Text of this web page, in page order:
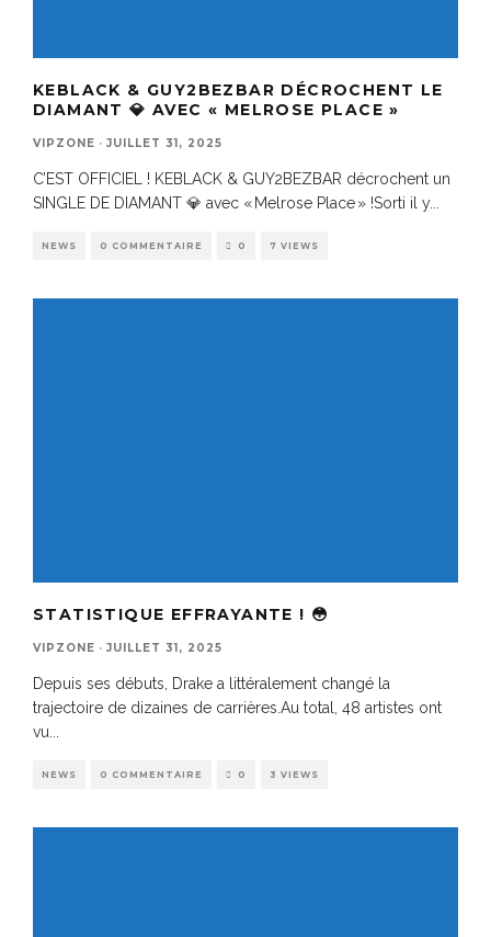
KEBLACK & GUY2BEZBAR DÉCROCHENT LE
DIAMANT 💎 AVEC « MELROSE PLACE »
VIPZONE · JUILLET 31, 2025
C’EST OFFICIEL ! KEBLACK & GUY2BEZBAR décrochent un
SINGLE DE DIAMANT 💎 avec « Melrose Place » !Sorti il y...
NEWS 0 COMMENTAIRE 0 7 VIEWS
STATISTIQUE EFFRAYANTE ! 😳
VIPZONE · JUILLET 31, 2025
Depuis ses débuts, Drake a littéralement changé la
trajectoire de dizaines de carrières.Au total, 48 artistes ont
vu
NEWS 0 COMMENTAIRE 0 3 VIEWS